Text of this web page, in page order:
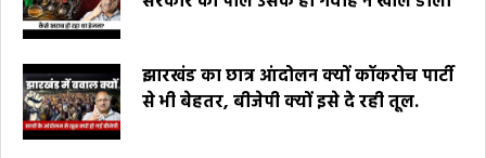
झारखंड का छात्र आंदोलन क्यों कॉकरोच पार्टी
से भी बेहतर, बीजेपी क्यों इसे दे रही तूल.